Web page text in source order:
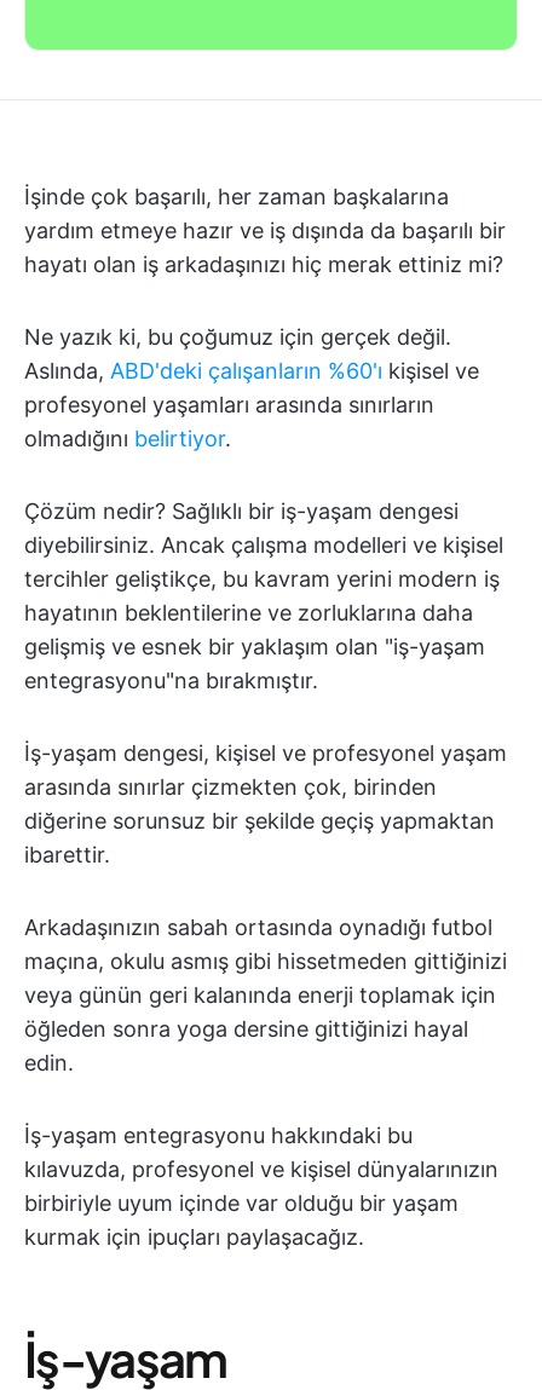
İşinde çok başarılı, her zaman başkalarına
yardım etmeye hazır ve iş dışında da başarılı bir
hayatı olan iş arkadaşınızı hiç merak ettiniz mi?
Ne yazık ki, bu çoğumuz için gerçek değil.
Aslında, ABD'deki çalışanların %60'ı kişisel ve
profesyonel yaşamları arasında sınırların
olmadığını belirtiyor.
Çözüm nedir? Sağlıklı bir iş-yaşam dengesi
diyebilirsiniz. Ancak çalışma modelleri ve kişisel
tercihler geliştikçe, bu kavram yerini modern iş
hayatının beklentilerine ve zorluklarına daha
gelişmiş ve esnek bir yaklaşım olan "iş-yaşam
entegrasyonu"na bırakmıştır.
İş-yaşam dengesi, kişisel ve profesyonel yaşam
arasında sınırlar çizmekten çok, birinden
diğerine sorunsuz bir şekilde geçiş yapmaktan
ibarettir.
Arkadaşınızın sabah ortasında oynadığı futbol
maçına, okulu asmış gibi hissetmeden gittiğinizi
veya günün geri kalanında enerji toplamak için
öğleden sonra yoga dersine gittiğinizi hayal
edin.
İş-yaşam entegrasyonu hakkındaki bu
kılavuzda, profesyonel ve kişisel dünyalarınızın
birbiriyle uyum içinde var olduğu bir yaşam
kurmak için ipuçları paylaşacağız.
İş-yaşam